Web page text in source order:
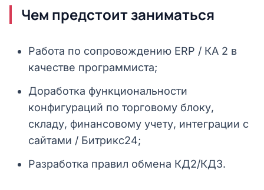
Чем предстоит заниматься
Работа по сопровождению ERP / КА 2 в
качестве программиста;
Доработка функциональности
конфигураций по торговому блоку,
складу, финансовому учету, интеграции с
сайтами / Битрикс24;
Разработка правил обмена КД2/КД3.